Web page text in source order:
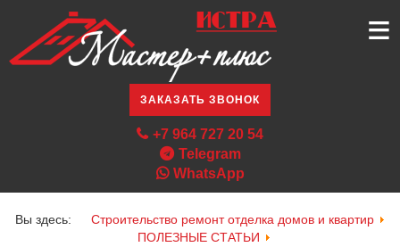
≡
ЗАКАЗАТЬ ЗВОНОК
+7 964 727 20 54
Telegram
WhatsApp
Вы здесь:
Строительство ремонт отделка домов и квартир
ПОЛЕЗНЫЕ СТАТЬИ